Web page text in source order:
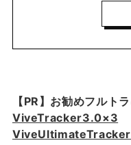
【PR】お勧めフルト
ViveTracker3.0×3